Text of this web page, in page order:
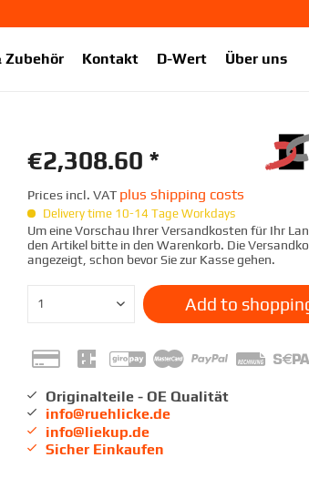
Zubehör Kontakt D-Wert Über uns
€2,308.60 *
Prices incl. VAT plus shipping costs
Delivery time 10-14 Tage Workdays
Um eine Vorschau Ihrer Versandkosten für Ihr
den Artikel bitte in den Warenkorb. Die
angezeigt, schon bevor Sie zur Kasse gehen.
Add to
Originalteile - OE Qualität
info@ruehlicke.de
info@liekup.de
Sicher Einkaufen